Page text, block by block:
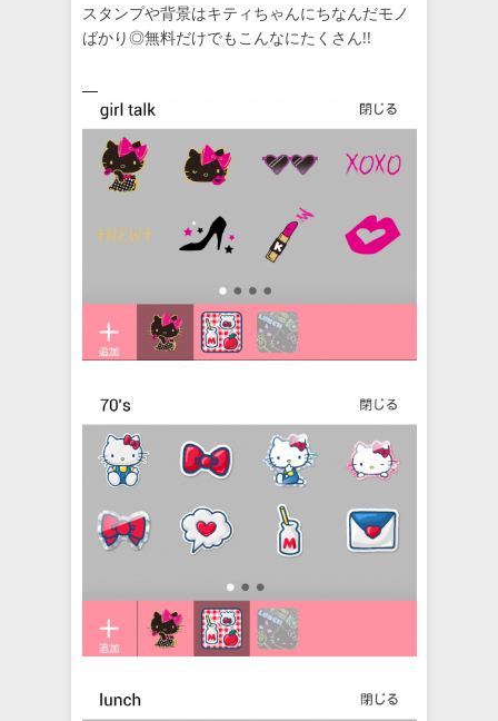
スタンプや背景はキティちゃんにちなんだモノ
ばかり◎無料だけでもこんなにたくさん!!